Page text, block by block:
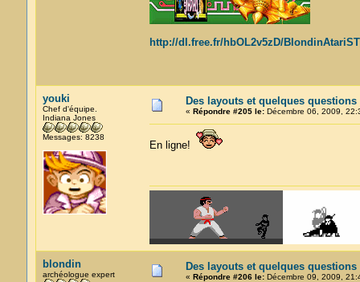
http://dl.free.fr/hbOL2v5zD/
youki
Chef d'équipe.
Indiana Jones
Messages: 8238
Des layouts et quelques questions
« Répondre #205 le:Décembre 06, 2009,
En ligne!
blondin
archéologue expert
Des layouts et quelques questions
« Répondre #206 le:Décembre 09, 2009,